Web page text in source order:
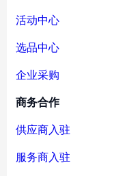
活动中心
选品中心
企业采购
商务合作
供应商入驻
服务商入驻